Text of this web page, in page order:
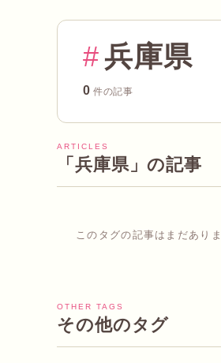
#兵庫県
0 件の記事
ARTICLES
「兵庫県」の記事
このタグの記事はまだありま
OTHER TAGS
その他のタグ